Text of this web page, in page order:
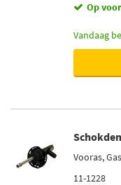
Op
Vandaag
Vooras,
11-1228